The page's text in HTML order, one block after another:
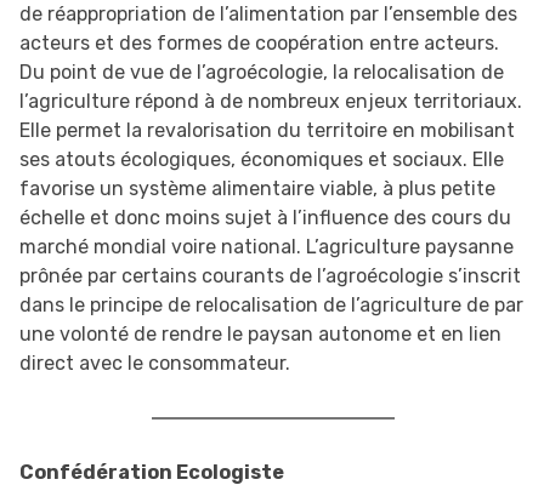
de réappropriation de l’alimentation par l’ensemble des
acteurs et des formes de coopération entre acteurs.
Du point de vue de l’agroécologie, la relocalisation de
l’agriculture répond à de nombreux enjeux territoriaux.
Elle permet la revalorisation du territoire en mobilisant
ses atouts écologiques, économiques et sociaux. Elle
favorise un système alimentaire viable, à plus petite
échelle et donc moins sujet à l’influence des cours du
marché mondial voire national. L’agriculture paysanne
prônée par certains courants de l’agroécologie s’inscrit
dans le principe de relocalisation de l’agriculture de par
une volonté de rendre le paysan autonome et en lien
direct avec le consommateur.
Confédération Ecologiste